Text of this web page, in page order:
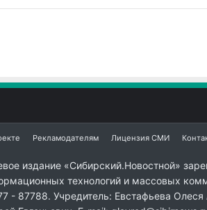
Рекламодателям Лицензия СМИ
издание «Сибирский.Новостной»
технологий и массовых
- 87788. Учредитель: Евстафьева